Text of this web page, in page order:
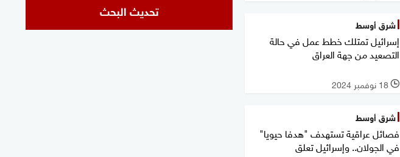
شرق أوسط
إسرائيل تمتلك خطط عمل في حالة
التصعيد من جهة العراق
l 18 نوفمبر 2024
شرق أوسط
فصائل عراقية تستهدف "هدفا حيويا"
في الجولان.. وإسرائيل تعلق
تحديث البحث